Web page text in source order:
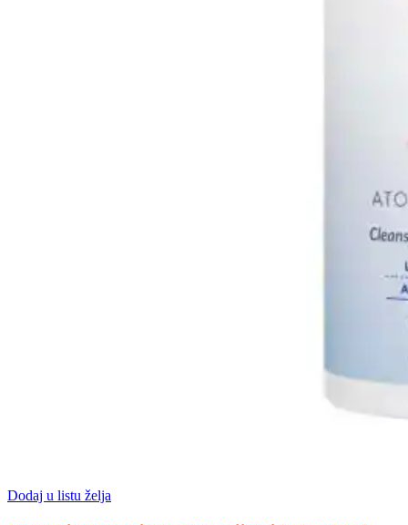
Dodaj u listu želja